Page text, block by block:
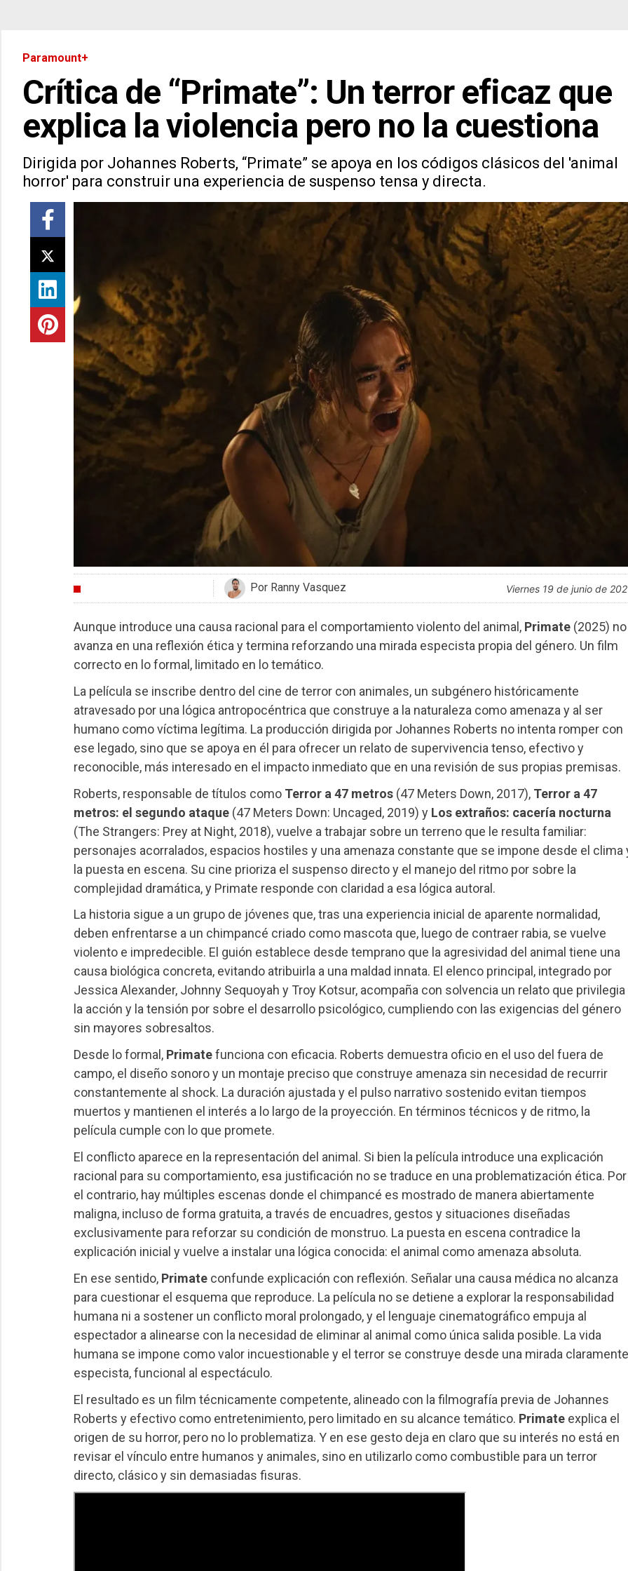
Paramount+
Crítica de “Primate”: Un terror eficaz que
explica la violencia pero no la cuestiona
Dirigida por Johannes Roberts, “Primate” se apoya en los códigos clásicos del 'animal
horror' para construir una experiencia de suspenso tensa y directa.
Por Ranny Vasquez viernes 19 de junio de
Aunque introduce una causa racional para el comportamiento violento del animal, Primate (2025) no
avanza en una reflexión ética y termina reforzando una mirada especista propia del género. Un film
correcto en lo formal, limitado en lo temático.
La película se inscribe dentro del cine de terror con animales, un subgénero históricamente
atravesado por una lógica antropocéntrica que construye a la naturaleza como amenaza y al ser
humano como víctima legítima. La producción dirigida por Johannes Roberts no intenta romper con
ese legado, sino que se apoya en él para ofrecer un relato de supervivencia tenso, efectivo y
reconocible, más interesado en el impacto inmediato que en una revisión de sus propias premisas.
Roberts, responsable de títulos como Terror a 47 metros(47 Meters Down, 2017), Terror a 47
metros: el segundo ataque(47 Meters Down: Uncaged, 2019) y Los extraños: cacería nocturna
(The Strangers: Prey at Night, 2018), vuelve a trabajar sobre un terreno que le resulta familiar:
personajes acorralados, espacios hostiles y una amenaza constante que se impone desde el clima
la puesta en escena. Su cine prioriza el suspenso directo y el manejo del ritmo por sobre la
complejidad dramática, y Primate responde con claridad a esa lógica autoral.
La historia sigue a un grupo de jóvenes que, tras una experiencia inicial de aparente normalidad,
deben enfrentarse a un chimpancé criado como mascota que, luego de contraer rabia, se vuelve
violento e impredecible. El guión establece desde temprano que la agresividad del animal tiene una
causa biológica concreta, evitando atribuirla a una maldad innata. El elenco principal, integrado por
Jessica Alexander, Johnny Sequoyah y Troy Kotsur, acompaña con solvencia un relato que privilegia
la acción y la tensión por sobre el desarrollo psicológico, cumpliendo con las exigencias del género
sin mayores sobresaltos.
Desde lo formal, Primatefunciona con eficacia. Roberts demuestra oficio en el uso del fuera de
campo, el diseño sonoro y un montaje preciso que construye amenaza sin necesidad de recurrir
constantemente al shock. La duración ajustada y el pulso narrativo sostenido evitan tiempos
muertos y mantienen el interés a lo largo de la proyección. En términos técnicos y de ritmo, la
película cumple con lo que promete.
El conflicto aparece en la representación del animal. Si bien la película introduce una explicación
racional para su comportamiento, esa justificación no se traduce en una problematización ética. Por
el contrario, hay múltiples escenas donde el chimpancé es mostrado de manera abiertamente
maligna, incluso de forma gratuita, a través de encuadres, gestos y situaciones diseñadas
exclusivamente para reforzar su condición de monstruo. La puesta en escena contradice la
explicación inicial y vuelve a instalar una lógica conocida: el animal como amenaza absoluta.
En ese sentido, Primateconfunde explicación con reflexión. Señalar una causa médica no alcanza
para cuestionar el esquema que reproduce. La película no se detiene a explorar la responsabilidad
humana ni a sostener un conflicto moral prolongado, y el lenguaje cinematográfico empuja al
espectador a alinearse con la necesidad de eliminar al animal como única salida posible. La vida
humana se impone como valor incuestionable y el terror se construye desde una mirada claramente
especista, funcional al espectáculo.
El resultado es un film técnicamente competente, alineado con la filmografía previa de Johannes
Roberts y efectivo como entretenimiento, pero limitado en su alcance temático. Primateexplica el
origen de su horror, pero no lo problematiza. Y en ese gesto deja en claro que su interés no está en
revisar el vínculo entre humanos y animales, sino en utilizarlo como combustible para un terror
directo, clásico y sin demasiadas fisuras.